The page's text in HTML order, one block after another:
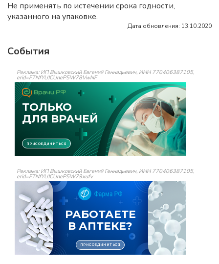
Не применять по истечении срока годности,
указанного на упаковке.
Дата обновления: 13.10.2020
События
Реклама: ИП Вышковский Евгений Геннадьевич, ИНН 770406387105,
erid=F7NfYUJCUneP5W78VwNF
Реклама: ИП Вышковский Евгений Геннадьевич, ИНН 770406387105,
erid=F7NfYUJCUneP5W79xufv